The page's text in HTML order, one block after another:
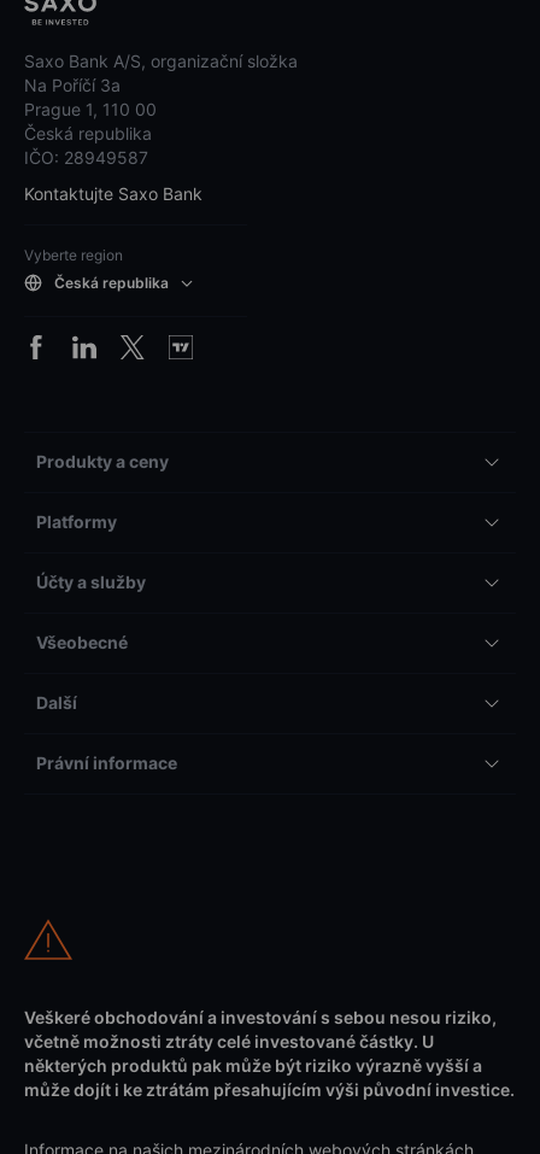
Saxo Bank A/S, organizační složka
Na Poříčí 3a
Prague 1, 110 00
Česká republika
IČO: 28949587
Kontaktujte Saxo Bank
Vyberte region
Česká republika
Produkty a ceny
Platformy
Účty a služby
Všeobecné
Další
Právní informace
Veškeré obchodování a investování s sebou nesou riziko,
včetně možnosti ztráty celé investované částky. U
některých produktů pak může být riziko výrazně vyšší a
může dojít i ke ztrátám přesahujícím výši původní investice.